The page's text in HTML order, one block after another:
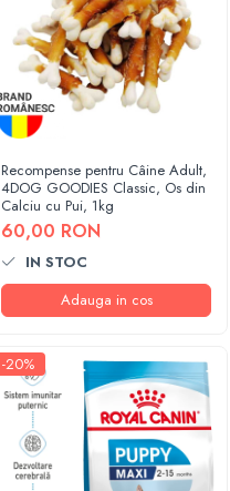
Recompense pentru Câine Adult,
4DOG GOODIES Classic, Os din
Calciu cu Pui, 1kg
60,00 RON
IN STOC
Adauga in cos
-20%